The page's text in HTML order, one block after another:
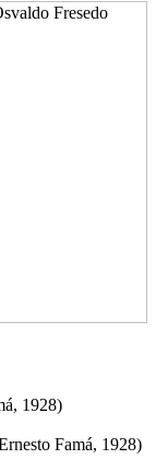
1928)
Famá, 1928)